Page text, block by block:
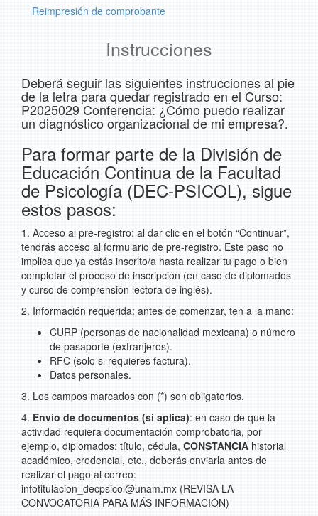
Reimpresión de comprobante
Instrucciones
Deberá seguir las siguientes instrucciones al pie
de la letra para quedar registrado en el Curso:
P2025029 Conferencia: ¿Cómo puedo realizar
un diagnóstico organizacional de mi empresa?.
Para formar parte de la División de
Educación Continua de la Facultad
de Psicología (DEC-PSICOL), sigue
estos pasos:
1. Acceso al pre-registro: al dar clic en el botón “Continuar”,
tendrás acceso al formulario de pre-registro. Este paso no
implica que ya estás inscrito/a hasta realizar tu pago o bien
completar el proceso de inscripción (en caso de diplomados
y curso de comprensión lectora de inglés).
2. Información requerida: antes de comenzar, ten a la mano:
CURP (personas de nacionalidad mexicana) o número
de pasaporte (extranjeros).
RFC (solo si requieres factura).
Datos personales.
3. Los campos marcados con (*) son obligatorios.
4. Envío de documentos (si aplica): en caso de que la
actividad requiera documentación comprobatoria, por
ejemplo, diplomados: título, cédula, CONSTANCIA historial
académico, credencial, etc., deberás enviarla antes de
realizar el pago al correo:
infotitulacion_decpsicol@unam.mx (REVISA LA
CONVOCATORIA PARA MÁS INFORMACIÓN)